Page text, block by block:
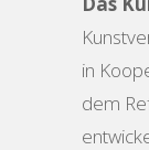
in
dem